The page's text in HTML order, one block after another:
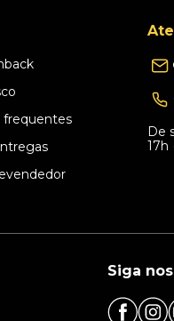
frequentes
De
17h
Siga